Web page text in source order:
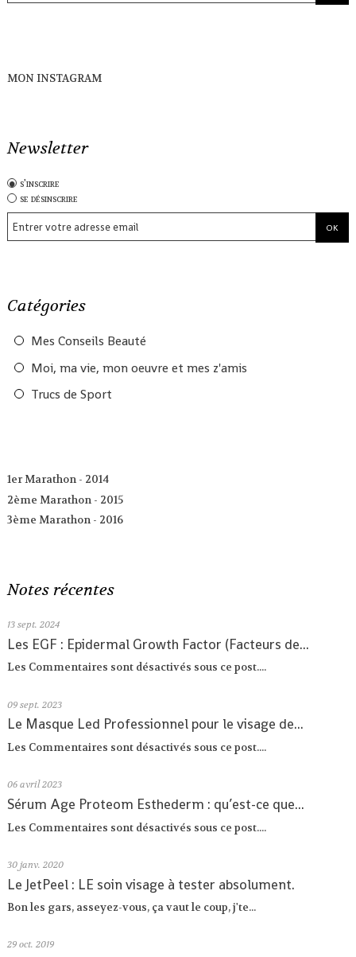
MON INSTAGRAM
Newsletter
s'inscrire
se désinscrire
Catégories
Mes Conseils Beauté
Moi, ma vie, mon oeuvre et mes z'amis
Trucs de Sport
1er Marathon - 2014
2ème Marathon - 2015
3ème Marathon - 2016
Notes récentes
13 sept. 2024
Les EGF : Epidermal Growth Factor (Facteurs de...
Les Commentaires sont désactivés sous ce post....
09 sept. 2023
Le Masque Led Professionnel pour le visage de...
Les Commentaires sont désactivés sous ce post....
06 avril 2023
Sérum Age Proteom Esthederm : qu’est-ce que...
Les Commentaires sont désactivés sous ce post....
30 janv. 2020
Le JetPeel : LE soin visage à tester absolument.
Bon les gars, asseyez-vous, ça vaut le coup, j'te...
29 oct. 2019